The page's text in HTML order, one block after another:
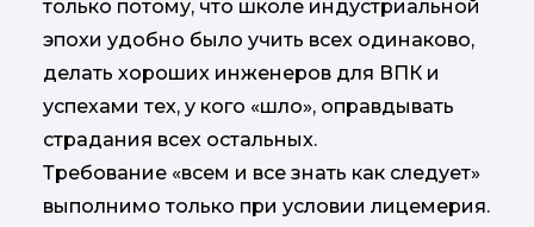
только потому, что школе индустриальной
эпохи удобно было учить всех одинаково,
делать хороших инженеров для ВПК и
успехами тех, у кого «шло», оправдывать
страдания всех остальных.
Требование «всем и все знать как следует»
выполнимо только при условии лицемерия.